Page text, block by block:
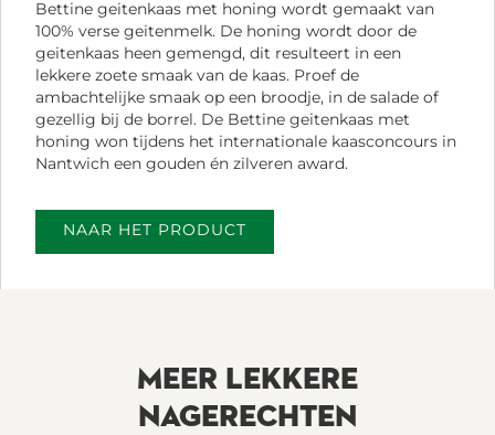
Bettine geitenkaas met honing wordt gemaakt van
100% verse geitenmelk. De honing wordt door de
geitenkaas heen gemengd, dit resulteert in een
lekkere zoete smaak van de kaas. Proef de
ambachtelijke smaak op een broodje, in de salade of
gezellig bij de borrel. De Bettine geitenkaas met
honing won tijdens het internationale kaasconcours in
Nantwich een gouden én zilveren award.
NAAR HET PRODUCT
MEER LEKKERE
NAGERECHTEN